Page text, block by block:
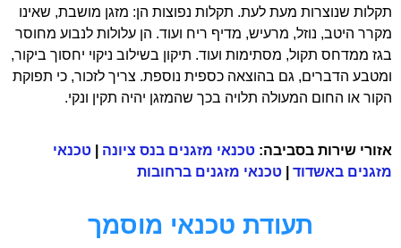
תקלות שנוצרות מעת לעת. תקלות נפוצות הן: מזגן מושבת, שאינו
מקרר היטב, נוזל, מרעיש, מדיף ריח ועוד. הן עלולות לנבוע מחוסר
בגז ממדחס תקול, מסתימות ועוד. תיקון בשילוב ניקוי יחסוך ביקור,
ומטבע הדברים, גם בהוצאה כספית נוספת. צריך לזכור, כי תפוקת
הקור או החום המעולה תלויה בכך שהמזגן יהיה תקין ונקי.
אזורי שירות בסביבה: טכנאי מזגנים בנס ציונה
טכנאי
מזגנים באשדוד
טכנאי מזגנים ברחובות
תעודת טכנאי מוסמך